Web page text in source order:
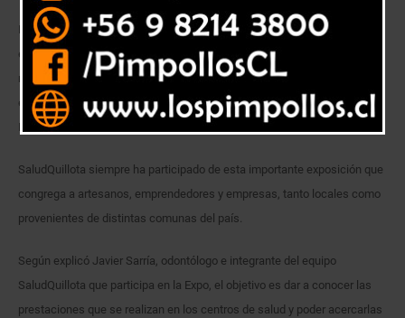
Exámenes preventivos de salud, flujometrías, atención dental para niños
e inscripciones a la red, son parte de las atenciones que realiza la red
municipal de SaludQuillota en la Expo Quillota, que se desarrolla desde
el miércoles 29 de enero hasta el domingo 02 de febrero en el estadio
Lucio Fariña Fernández.
SaludQuillota siempre ha participado de esta importante exposición que
congrega a artesanos, emprendedores y empresas, tanto locales como
provenientes de distintas comunas del país.
Según explicó Javier Sarría, odontólogo e integrante del equipo
SaludQuillota que participa en la Expo, el objetivo es dar a conocer las
prestaciones que se realizan en los centros de salud y poder acercarlas